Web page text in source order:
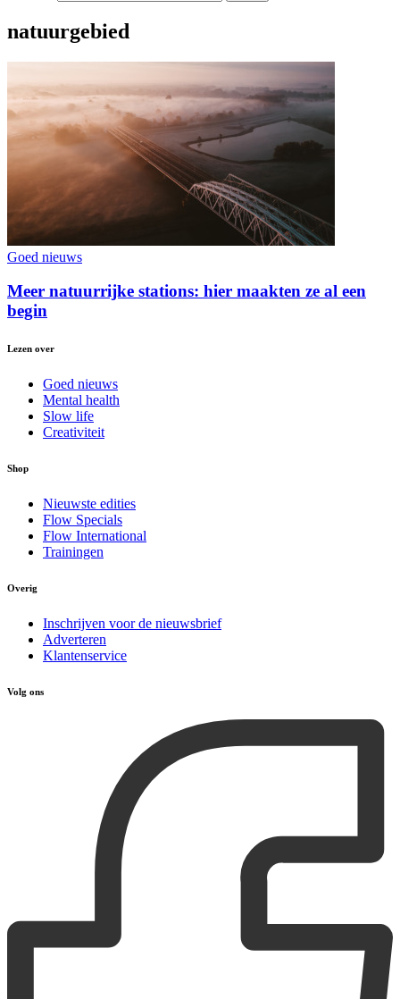
natuurgebied
Goed nieuws
Meer natuurrijke stations: hier maakten ze al een
begin
Lezen over
Goed nieuws
Mental health
Slow life
Creativiteit
Shop
Nieuwste edities
Flow Specials
Flow International
Trainingen
Overig
Inschrijven voor de nieuwsbrief
Adverteren
Klantenservice
Volg ons